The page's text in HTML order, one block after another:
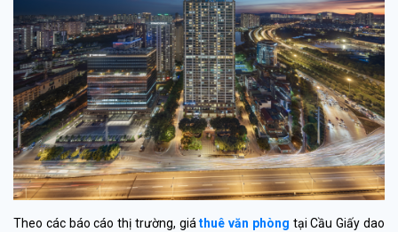
Theo các báo cáo thị trường, giá thuê văn phòng tại Cầu Giấy dao